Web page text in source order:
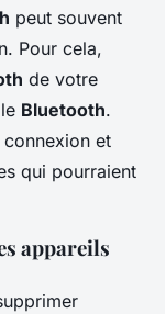
peut souvent
Pour cela,
de votre
Bluetooth.
et
qui pourraient
appareils